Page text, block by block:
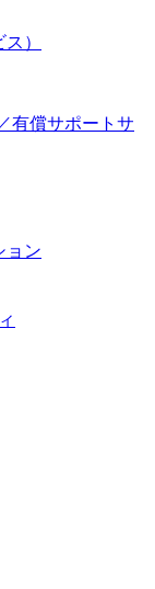
）
有償サポートサ
ョン